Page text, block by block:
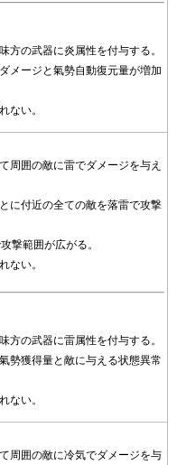
方の武器に炎属性を付与する。
メージと氣勢自動復元量が増加
ない。
周囲の敵に雷でダメージを与え
に付近の全ての敵を落雷で攻撃
撃範囲が広がる。
ない。
方の武器に雷属性を付与する。
勢獲得量と敵に与える状態異常
ない。
周囲の敵に冷気でダメージを与